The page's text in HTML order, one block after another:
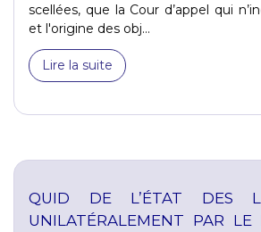
scellées, que la Cour d’appel qui
et l'origine des obj...
Lire la suite
QUID DE L’ÉTAT DES
UNILATÉRALEMENT PAR LE